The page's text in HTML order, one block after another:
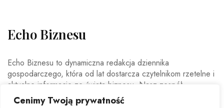
Cenimy Twoją prywatność
Echo Biznesu
Echo Biznesu to dynamiczna redakcja dziennika
gospodarczego, która od lat dostarcza czytelnikom rzetelne i
aktualne informacje ze świata biznesu. Nasz zespół
doświadczonych dziennikarzy i ekspertów ekonomicznych